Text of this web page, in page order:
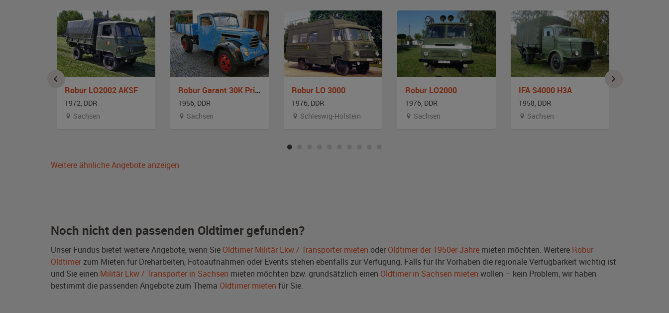
Robur LO2002 AKSF
1972, DDR
Sachsen
Robur Garant 30K Pritsche Pickup
1956, DDR
Sachsen
Robur LO 3000
1976, DDR
Schleswig-Holstein
Robur LO2000
1976, DDR
Sachsen
IFA S4000 H3A
1958, DDR
Sachsen
Weitere ähnliche Angebote anzeigen
Noch nicht den passenden Oldtimer gefunden?
Unser Fundus bietet weitere Angebote, wenn Sie Oldtimer Militär Lkw / Transporter mieten oder Oldtimer der 1950er Jahre mieten möchten. Weitere Robur
Oldtimer zum Mieten für Dreharbeiten, Fotoaufnahmen oder Events stehen ebenfalls zur Verfügung. Falls für Ihr Vorhaben die regionale Verfügbarkeit wichtig ist
und Sie einen Militär Lkw / Transporter in Sachsen mieten möchten bzw. grundsätzlich einen Oldtimer in Sachsen mieten wollen – kein Problem, wir haben
bestimmt die passenden Angebote zum Thema Oldtimer mieten für Sie.